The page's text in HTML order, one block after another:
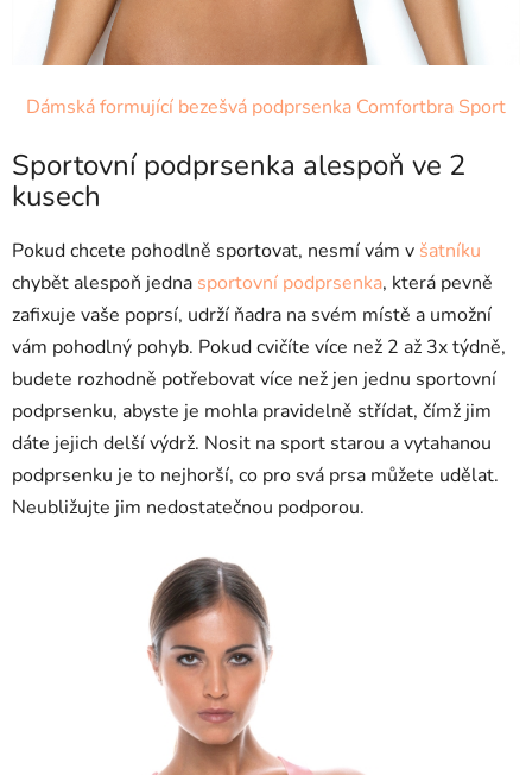
Dámská formující bezešvá podprsenka Comfortbra Sport
Sportovní podprsenka alespoň ve 2
kusech
Pokud chcete pohodlně sportovat, nesmí vám v šatníku
chybět alespoň jedna sportovní podprsenka, která pevně
zafixuje vaše poprsí, udrží ňadra na svém místě a umožní
vám pohodlný pohyb. Pokud cvičíte více než 2 až 3x týdně,
budete rozhodně potřebovat více než jen jednu sportovní
podprsenku, abyste je mohla pravidelně střídat, čímž jim
dáte jejich delší výdrž. Nosit na sport starou a vytahanou
podprsenku je to nejhorší, co pro svá prsa můžete udělat.
Neubližujte jim nedostatečnou podporou.